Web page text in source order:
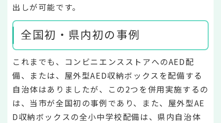
出しが可能です。
全国初・県内初の事例
これまでも、コンビニエンスストアへのAED配
備、または、屋外型AED収納ボックスを配備する
自治体はありましたが、この2つを併用実施するの
は、当市が全国初の事例であり、また、屋外型AE
D収納ボックスの全小中学校配備は、県内自治体